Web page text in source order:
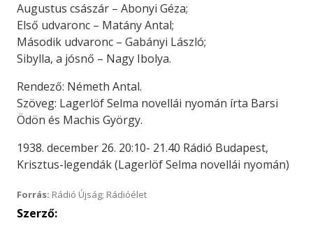
Augustus császár – Abonyi Géza;
Első udvaronc – Matány Antal;
Második udvaronc – Gabányi László;
Sibylla, a jósnő – Nagy Ibolya.
Rendező: Németh Antal.
Szöveg: Lagerlöf Selma novellái nyomán írta Barsi
Ödön és Machis György.
1938. december 26. 20:10- 21.40 Rádió Budapest,
Krisztus-legendák (Lagerlöf Selma novellái nyomán)
Forrás: Rádió Újság; Rádióélet
Szerző: